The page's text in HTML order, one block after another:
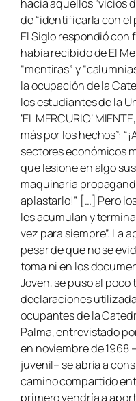
hacia aquellos “vicios
de “identificarla con el
El Siglo respondió con
había recibido de El
“mentiras” y
la ocupación de la
los estudiantes de la
‘EL MERCURIO’
más por los hechos”:
sectores económicos
que lesione en algo
maquinaria
aplastarlo!” […] Pero
les acumulan y
vez para siempre”. La
pesar de que no se
toma ni en los
Joven, se puso al
declaraciones
ocupantes de la
Palma, entrevistado
en noviembre de 1968
juvenil– se abría a
camino compartido
primero vendría a